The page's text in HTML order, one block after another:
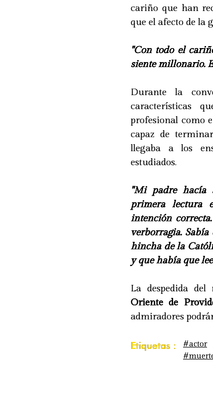
cariño que han
que el afecto de la
"Con todo el
siente millonario.
Durante la
características
profesional como
capaz de
llegaba a los
estudiados.
"Mi padre hacía
primera lectura
intención
verborragia.
hincha de la
y que había que
La despedida
Oriente de
admiradores
Etiquetas : #actor